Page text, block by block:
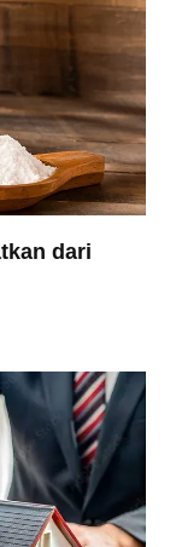
dari